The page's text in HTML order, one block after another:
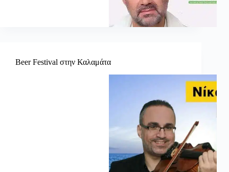
Beer Festival στην Καλαμάτα